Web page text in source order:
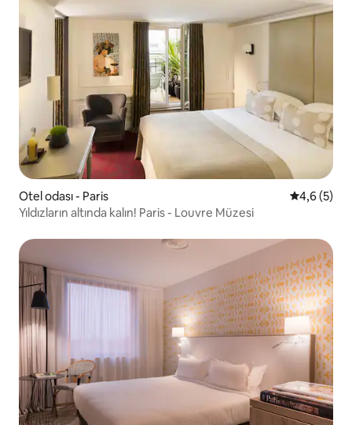
Otel odası - Paris 54,6 (5)
Yıldızların altında kalın! Paris - Louvre Müzesi